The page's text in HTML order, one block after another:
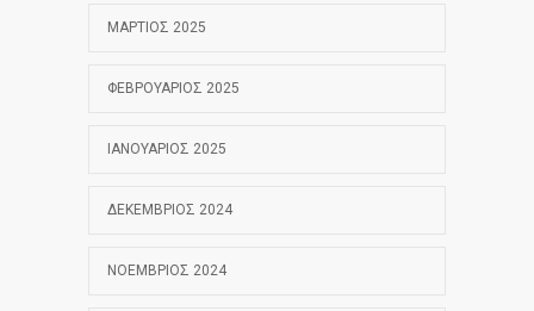
ΜΆΡΤΙΟΣ 2025
ΦΕΒΡΟΥΆΡΙΟΣ 2025
ΙΑΝΟΥΆΡΙΟΣ 2025
ΔΕΚΈΜΒΡΙΟΣ 2024
ΝΟΈΜΒΡΙΟΣ 2024